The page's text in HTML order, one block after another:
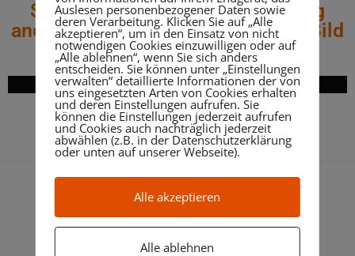
So hat diese Schmerzbehandlung
anderen geholfen (klicken Sie ein Bild
an):
JETZT TERMIN ANFRAGEN
Auslesen personenbezogener Daten sowie
deren Verarbeitung. Klicken Sie auf „Alle
akzeptieren“, um in den Einsatz von nicht
notwendigen Cookies einzuwilligen oder auf
„Alle ablehnen“, wenn Sie sich anders
entscheiden. Sie können unter „Einstellungen
verwalten“ detaillierte Informationen der von
uns eingesetzten Arten von Cookies erhalten
und deren Einstellungen aufrufen. Sie
können die Einstellungen jederzeit aufrufen
und Cookies auch nachträglich jederzeit
abwählen (z.B. in der Datenschutzerklärung
oder unten auf unserer Webseite).
Alle akzeptieren
Alle ablehnen